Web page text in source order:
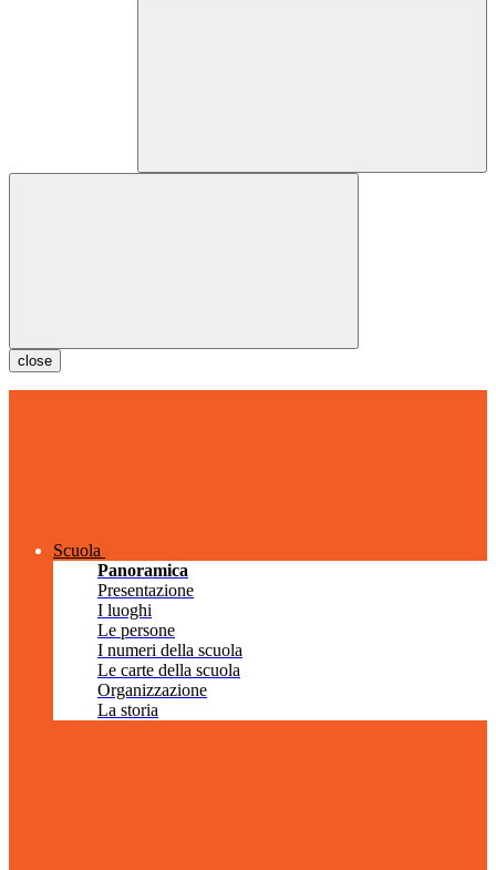
close
Scuola
Panoramica
Presentazione
I luoghi
Le persone
I numeri della scuola
Le carte della scuola
Organizzazione
La storia